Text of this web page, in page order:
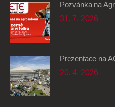
Pozvánka na
31. 7. 2026
Prezentace na
20. 4. 2026